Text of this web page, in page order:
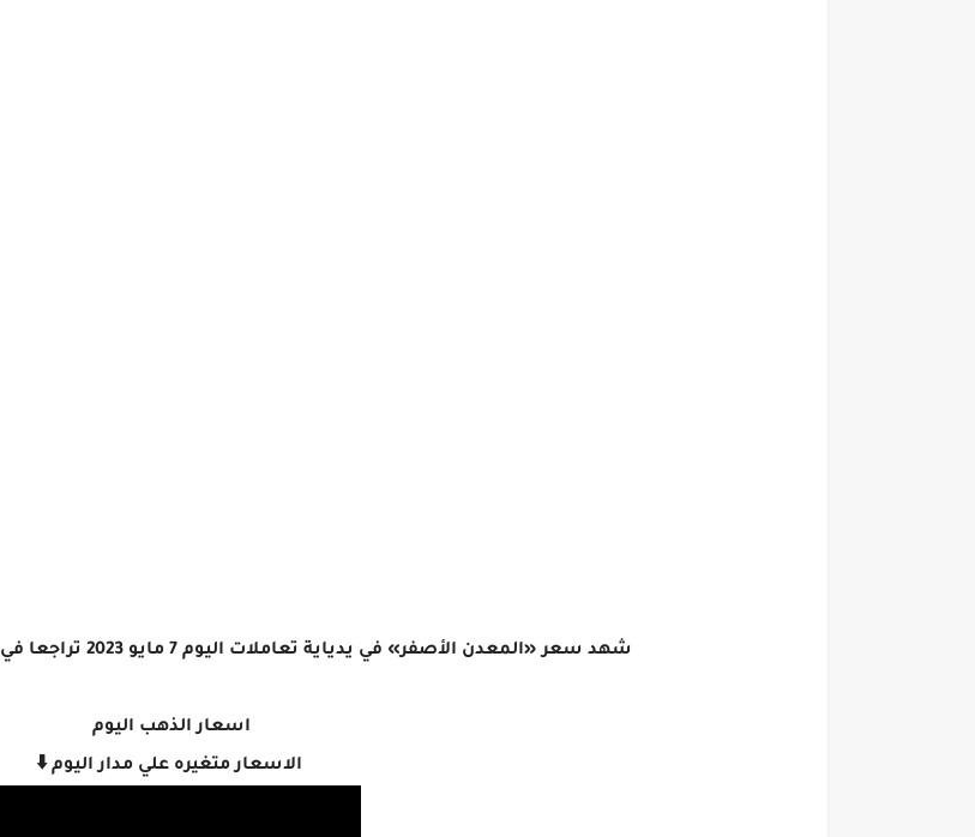
شهد سعر «المعدن الأصفر» في يدياية تعاملات اليوم 7 مايو 2023 تراجعا في الأسواق ومحلات الصاغة المصرية.
اسعار الذهب اليوم
الاسعار متغيره علي مدار اليوم ⬇️